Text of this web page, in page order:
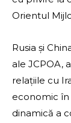
Orientul
Rusia și
ale JCPOA,
relațiile cu
economic în
dinamică a